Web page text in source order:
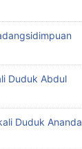
Duduk Abdul
Duduk Ananda